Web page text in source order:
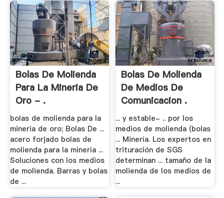
Bolas De Molienda
Para La Mineria De
Oro - .
bolas de molienda para la
mineria de oro; Bolas De ...
acero forjado bolas de
molienda para la minería ...
Soluciones con los medios
de molienda. Barras y bolas
de ...
Bolas De Molienda
De Medios De
Comunicacion .
... y estable- .. por los
medios de molienda (bolas
... Minería. Los expertos en
trituración de SGS
determinan ... tamaño de la
molienda de los medios de
...